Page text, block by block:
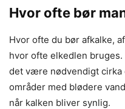
Hvor ofte bør
Hvor ofte du bør afkalke,
hvor ofte elkedlen
det være nødvendigt cirka
områder med blødere
når kalken bliver synlig.